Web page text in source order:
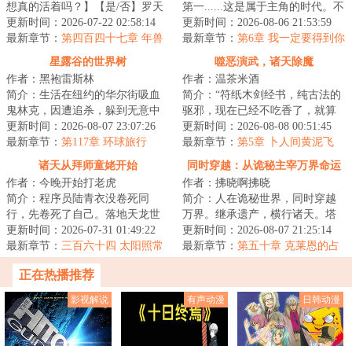
想真的活着吗？】【是/否】罗天
点下了是。“然后呢？”“然后我的
存款就被...
更新时间：2026-07-22 02:58:14
最新章节： 第四百四十七章 年兽
第一......这是属于主角的时代。不
过对方云华来说，他更喜欢坐看
主角翻雨覆...
更新时间：2026-08-06 21:53:59
最新章节： 第6章 我一定要得到你
星露谷的世界树
作者：黑袍雷斯林
简介：生活在纽约的华尔街吸血
鬼林克，因遭追杀，躲到无意中
继承的一座乡下农场内。他在这
里更换身份，换...
更新时间：2026-08-07 23:07:26
最新章节： 第117章 环球旅行
噬恶演武，诸天除魔
作者：温茶米酒
简介：“符纸木剑经书，纯古法的
驱邪，现在已经不吃香了，就算
术士出门，都得带个二百斤的香
炉防身，你不...
更新时间：2026-08-08 00:51:45
最新章节： 第5章 卜人间黄泥飞
鸟，翻云手喜得正餐（6200单
更）
诸天从拜师童姥开始
作者：今晚开始打老虎
简介：程序员陆青衣没卷死同
行，先卷死了自己。落地天龙世
界，捡到野生童姥，武技一点就
通，心法一看就明...
更新时间：2026-07-31 01:49:22
最新章节： 三百六十四 太阳照常
升起（大结局）
同时穿越：从诡秘主宰万界命运
作者：拂晓啊拂晓
简介：人在诡秘世界，同时穿越
万界。继承遗产，横行诸天。塔
罗会，他是愚者最信赖的挚友。
坐忘道，他是红...
更新时间：2026-08-07 21:25:14
最新章节： 第五十章 克莱恩的占
正在热播推荐
影视解说 有声动漫 日韩动漫